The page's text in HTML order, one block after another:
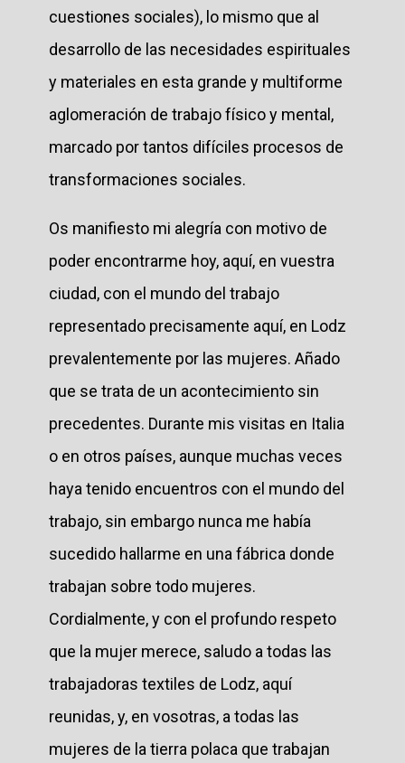
cuestiones sociales), lo mismo que al
desarrollo de las necesidades espirituales
y materiales en esta grande y multiforme
aglomeración de trabajo físico y mental,
marcado por tantos difíciles procesos de
transformaciones sociales.
Os manifiesto mi alegría con motivo de
poder encontrarme hoy, aquí, en vuestra
ciudad, con el mundo del trabajo
representado precisamente aquí, en Lodz
prevalentemente por las mujeres. Añado
que se trata de un acontecimiento sin
precedentes. Durante mis visitas en Italia
o en otros países, aunque muchas veces
haya tenido encuentros con el mundo del
trabajo, sin embargo nunca me había
sucedido hallarme en una fábrica donde
trabajan sobre todo mujeres.
Cordialmente, y con el profundo respeto
que la mujer merece, saludo a todas las
trabajadoras textiles de Lodz, aquí
reunidas, y, en vosotras, a todas las
mujeres de la tierra polaca que trabajan